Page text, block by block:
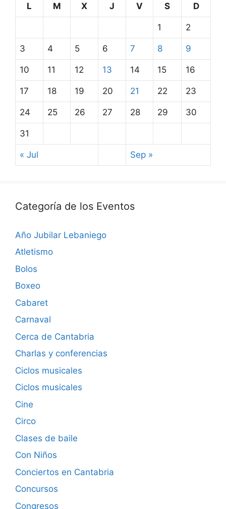
L
M X J V S D
1 2
3 4 5 6 7 8 9
10 11 12 13 14 15 16
17 18 19 20 21 22 23
24 25 26 27 28 29 30
31
« Jul Sep »
Categoría de los Eventos
Año Jubilar Lebaniego
Atletismo
Bolos
Boxeo
Cabaret
Carnaval
Cerca de Cantabria
Charlas y conferencias
Ciclos musicales
Ciclos musicales
Cine
Circo
Clases de baile
Con Niños
Conciertos en Cantabria
Concursos
Congresos